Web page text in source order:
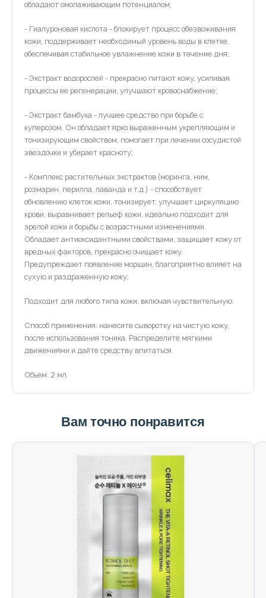
обладают омолаживающим потенциалом;
- Гиалуроновая кислота - блокирует процесс обезвоживания
кожи, поддерживает необходимый уровень воды в клетке,
обеспечивая стабильное увлажнение кожи в течение дня;
- Экстракт водорослей - прекрасно питают кожу, усиливая
процессы ее регенерации, улучшают кровоснабжение;
- Экстракт бамбука - лучшее средство при борьбе с
куперозом. Он обладает ярко выраженным укрепляющим и
тонизирующим свойством, помогает при лечении сосудистой
звездочки и убирает красноту;
- Комплекс растительных экстрактов (моринга, ним,
розмарин, перилла, лаванда и т.д.) - способствует
обновлению клеток кожи, тонизирует, улучшает циркуляцию
крови, выравнивает рельеф кожи, идеально подходит для
зрелой кожи и борьбы с возрастными изменениями.
Обладает антиоксидантными свойствами, защищает кожу от
вредных факторов, прекрасно очищает кожу.
Предупреждает появление морщин, благоприятно влияет на
сухую и раздраженную кожу;
Подходит для любого типа кожи, включая чувствительную.
Способ применения: нанесите сыворотку на чистую кожу,
после использования тоника. Распределите мягкими
движениями и дайте средству впитаться.
Объем: 2 мл.
Вам точно понравится